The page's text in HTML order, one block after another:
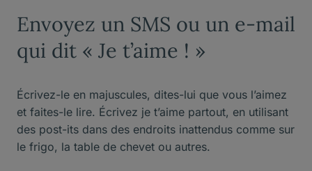
Envoyez un SMS ou un e-mail
qui dit « Je t’aime ! »
Écrivez-le en majuscules, dites-lui que vous l’aimez
et faites-le lire. Écrivez je t’aime partout, en utilisant
des post-its dans des endroits inattendus comme sur
le frigo, la table de chevet ou autres.